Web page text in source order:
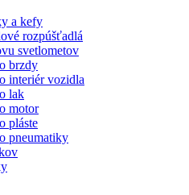
a kefy
rozpúšťadlá
svetlometov
brzdy
interiér vozidla
lak
motor
pláste
pneumatiky